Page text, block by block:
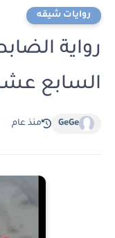
روايات شيقه
رواية
السابع عشر 17 بقلم
GeGe منذ عام